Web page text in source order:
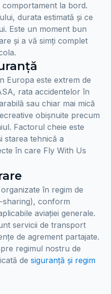
la bord.
durata estimată și ce
Este un moment bun
și a vă simți complet
Europa este extrem de
rata accidentelor în
sau chiar mai mică
obișnuite precum
Factorul cheie este
starea tehnică a
în care Fly With Us
în regim de
conform
aviației generale.
servicii de transport
de agrement partajate.
regimul nostru de
de siguranță și regim